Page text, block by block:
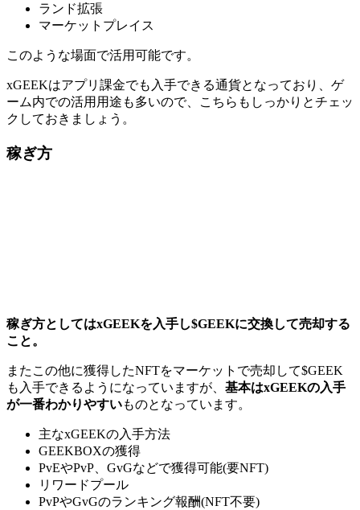
ランド拡張
マーケットプレイス
このような場面で活用可能です。
xGEEKはアプリ課金でも入手できる通貨となっており、ゲ
ーム内での活用用途も多いので、こちらもしっかりとチェッ
クしておきましょう。
稼ぎ方
稼ぎ方としてはxGEEKを入手し$GEEKに交換して売却する
こと。
またこの他に獲得したNFTをマーケットで売却して$GEEK
も入手できるようになっていますが、 基本はxGEEKの入手
が一番わかりやすいものとなっています。
主なxGEEKの入手方法
GEEKBOXの獲得
PvEやPvP、GvGなどで獲得可能(要NFT)
リワードプール
PvPやGvGのランキング報酬(NFT不要)